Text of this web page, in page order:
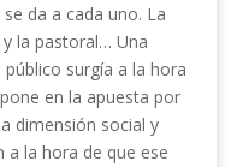
da a cada uno. La
la pastoral… Una
surgía a la hora
en la apuesta por
dimensión social y
a la hora de que ese